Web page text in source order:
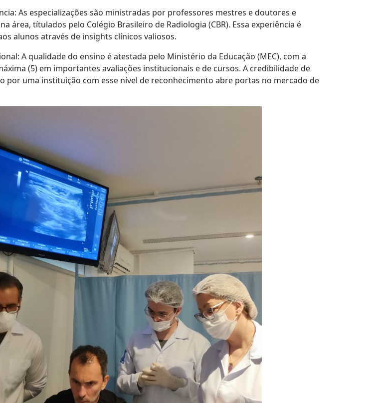
As especializações são ministradas por professores mestres e doutores e
área, títulados pelo Colégio Brasileiro de Radiologia (CBR). Essa experiência é
alunos através de insights clínicos valiosos.
A qualidade do ensino é atestada pelo Ministério da Educação (MEC), com a
(5) em importantes avaliações institucionais e de cursos. A credibilidade de
por uma instituição com esse nível de reconhecimento abre portas no mercado de